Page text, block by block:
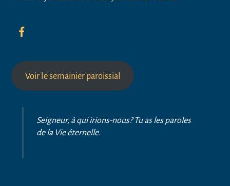
Voir le semainier paroissial
Seigneur, à qui irions-nous? Tu as les paroles
de la Vie éternelle.